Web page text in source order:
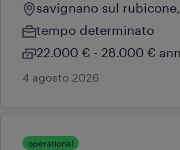
savignano sul
tempo determinato
22.000 € - 28.000 €
4 agosto 2026
operational